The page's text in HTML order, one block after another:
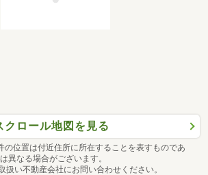
クロール地図を見る
の位置は付近住所に所在することを表すものであ
異なる場合がございます。
扱い不動産会社にお問い合わせください。